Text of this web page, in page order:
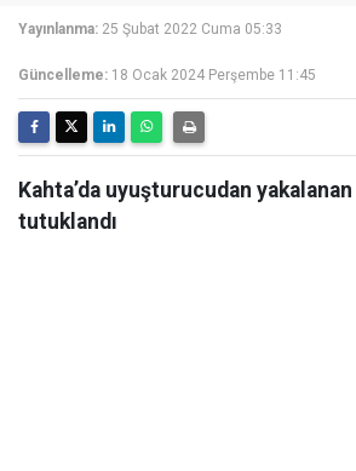
Yayınlanma: 25 Şubat 2022 Cuma 05:33
Güncelleme: 18 Ocak 2024 Perşembe 11:45
Kahta’da uyuşturucudan
tutuklandı